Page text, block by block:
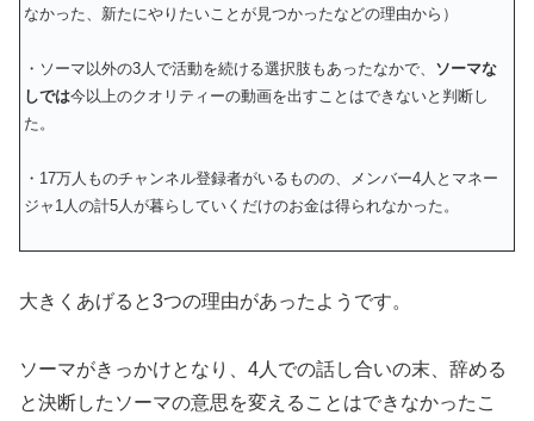
なかった、新たにやりたいことが見つかったなどの理由から）
・ソーマ以外の3人で活動を続ける選択肢もあったなかで、 ソーマな
しでは今以上のクオリティーの動画を出すことはできないと判断し
た。
・17万人ものチャンネル登録者がいるものの、メンバー4人とマネー
ジャ1人の計5人が暮らしていくだけのお金は得られなかった。
大きくあげると3つの理由があったようです。
ソーマがきっかけとなり、4人での話し合いの末、辞める
と決断したソーマの意思を変えることはできなかったこ